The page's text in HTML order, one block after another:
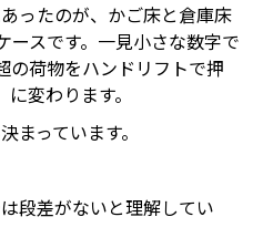
ったのが、かご床と倉庫床
ースです。一見小さな数字で
の荷物をハンドリフトで押
変わります。
まっています。
は段差がないと理解してい